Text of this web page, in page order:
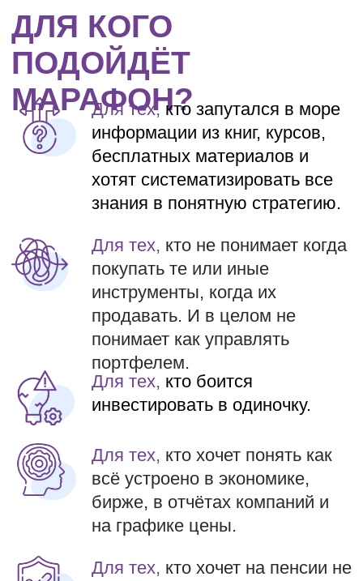
Для тех,кто хочет понять как
всё устроено в экономике,
бирже, в отчётах компаний и
на графике цены.
Для тех, кто хочет на пенсии не
терять уровень жизни, быстрее
прийти к какой-либо
финансовой цели.
Ещё сомневаетесь?
Обсудим наш путь в
инвестициях, какие были
Обсудим самые
распространённые ошибки
новичков и не только
инвестиций и анализа
КАКОЙ РЕЗУЛЬТАТ
ПОЛУЧИТЕ?
1.
2.
3.